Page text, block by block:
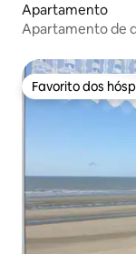
Apartamento
Apartamento de
Favorito dos
Favorito dos